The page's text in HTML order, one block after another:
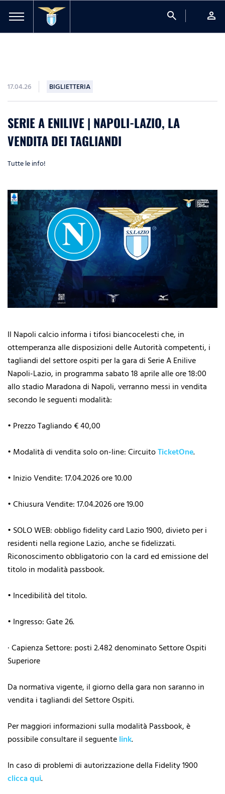
search person
17.04.26 BIGLIETTERIA
SERIE A ENILIVE | NAPOLI-LAZIO, LA
VENDITA DEI TAGLIANDI
Tutte le info!
Il Napoli calcio informa i tifosi biancocelesti che, in
ottemperanza alle disposizioni delle Autorità competenti, i
tagliandi del settore ospiti per la gara di Serie A Enilive
Napoli-Lazio, in programma sabato 18 aprile alle ore 18:00
allo stadio Maradona di Napoli, verranno messi in vendita
secondo le seguenti modalità:
• Prezzo Tagliando € 40,00
• Modalità di vendita solo on-line: CircuitoTicketOne.
• Inizio Vendite: 17.04.2026 ore 10.00
• Chiusura Vendite: 17.04.2026 ore 19.00
• SOLO WEB: obbligo fidelity card Lazio 1900, divieto per i
residenti nella regione Lazio, anche se fidelizzati.
Riconoscimento obbligatorio con la card ed emissione del
titolo in modalità passbook.
• Incedibilità del titolo.
• Ingresso: Gate 26.
· Capienza Settore: posti 2.482 denominato Settore Ospiti
Superiore
Da normativa vigente, il giorno della gara non saranno in
vendita i tagliandi del Settore Ospiti.
Per maggiori informazioni sulla modalità Passbook, è
possibile consultare il seguentelink.
In caso di problemi di autorizzazione della Fidelity 1900
clicca qui.